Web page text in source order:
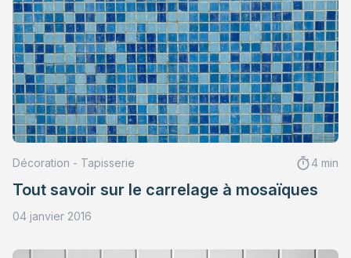
Décoration - Tapisserie 4 min
Tout savoir sur le carrelage à mosaïques
04 janvier 2016